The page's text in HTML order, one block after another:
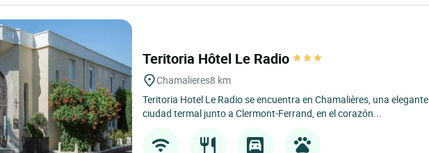
Teritoria Hôtel Le Radio
Chamalieres8 km
Teritoria Hotel Le Radio se encuentra en Chamalières, una elegante
ciudad termal junto a Clermont-Ferrand, en el corazón...